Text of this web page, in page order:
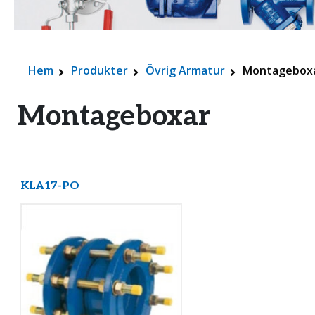
Hem Produkter Övrig Armatur
Montageboxar
KLA17-PO